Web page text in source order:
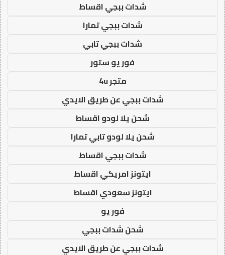
شدات ببجي اقساط
شدات ببجي تمارا
شدات ببجي تابي
فور يو ستور
متجر 4u
شدات ببجي عن طريق الايدي
شحن يلا لودو اقساط
شحن يلا لودو تابي تمارا
شدات ببجي اقساط
ايتونز امريكي اقساط
ايتونز سعودي اقساط
فور يو
شحن شدات ببجي
شدات ببجي عن طريق الايدي